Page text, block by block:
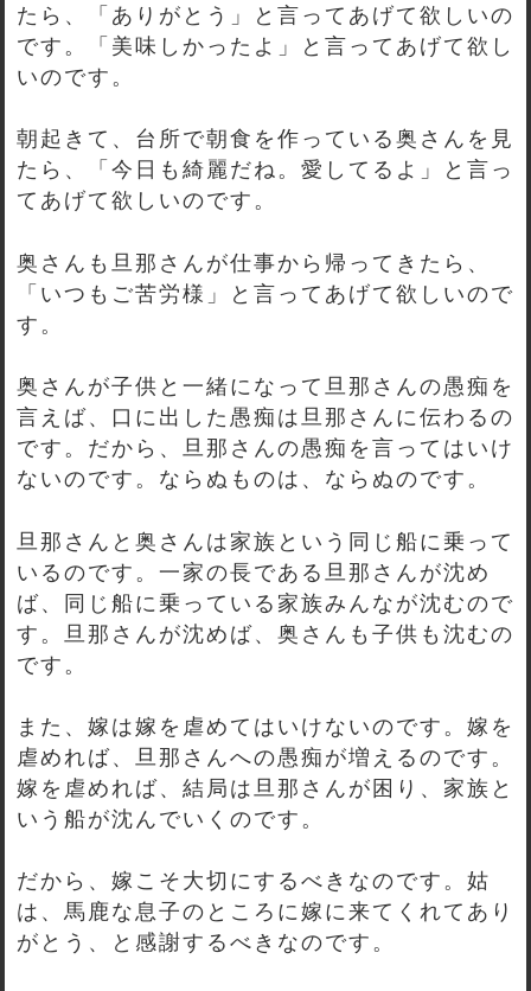
たら、「ありがとう」と言ってあげて欲しいの
です。「美味しかったよ」と言ってあげて欲し
いのです。
朝起きて、台所で朝食を作っている奥さんを見
たら、「今日も綺麗だね。愛してるよ」と言っ
てあげて欲しいのです。
奥さんも旦那さんが仕事から帰ってきたら、
「いつもご苦労様」と言ってあげて欲しいので
す。
奥さんが子供と一緒になって旦那さんの愚痴を
言えば、口に出した愚痴は旦那さんに伝わるの
です。だから、旦那さんの愚痴を言ってはいけ
ないのです。ならぬものは、ならぬのです。
旦那さんと奥さんは家族という同じ船に乗って
いるのです。一家の長である旦那さんが沈め
ば、同じ船に乗っている家族みんなが沈むので
す。旦那さんが沈めば、奥さんも子供も沈むの
です。
また、嫁は嫁を虐めてはいけないのです。嫁を
虐めれば、旦那さんへの愚痴が増えるのです。
嫁を虐めれば、結局は旦那さんが困り、家族と
いう船が沈んでいくのです。
だから、嫁こそ大切にするべきなのです。姑
は、馬鹿な息子のところに嫁に来てくれてあり
がとう、と感謝するべきなのです。